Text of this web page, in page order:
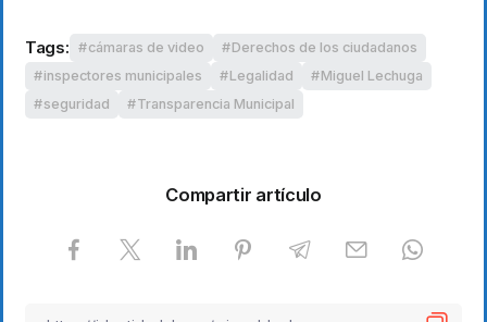
Tags: cámaras de video
Derechos de los ciudadanos
inspectores municipales
Legalidad
Miguel Lechuga
seguridad
Transparencia Municipal
Compartir artículo